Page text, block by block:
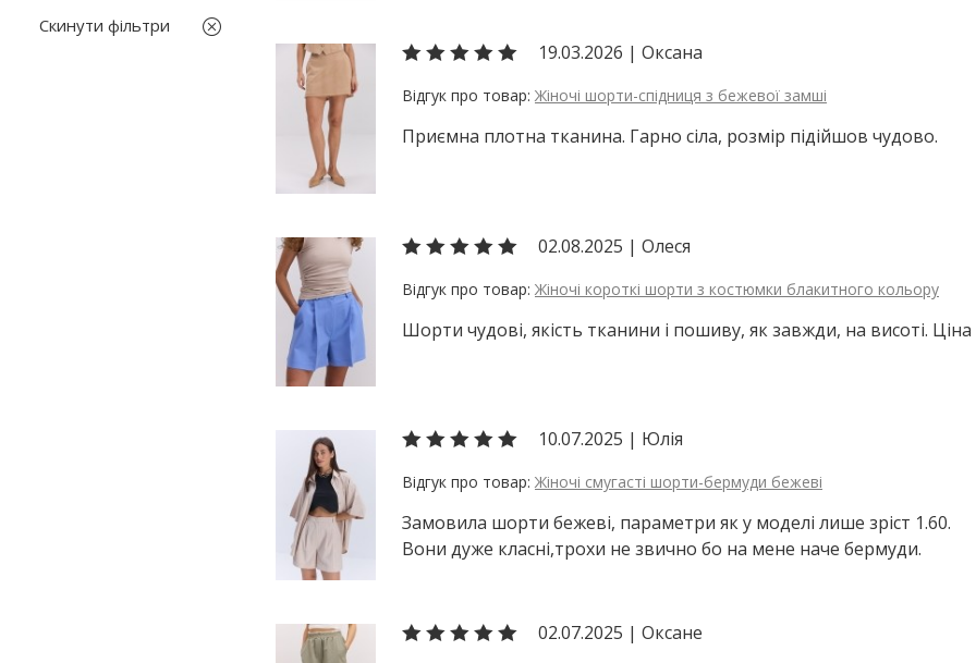
19.03.2026 | Оксана
Жіночі шорти-спідниця з бежевої замші
Приємна плотна тканина. Гарно сіла, розмір підійшов чудово.
02.08.2025 | Олеся
Жіночі короткі шорти з костюмки блакитного кольору
Шорти чудові, якість тканини і пошиву, як завжди, на висоті.
10.07.2025 | Юлія
Жіночі смугасті шорти-бермуди бежеві
Замовила шорти бежеві, параметри як у моделі лише зріст 1.60.
Вони дуже класні,трохи не звично бо на мене наче бермуди.
02.07.2025 | Оксане
M
білий
Скинути фільтри